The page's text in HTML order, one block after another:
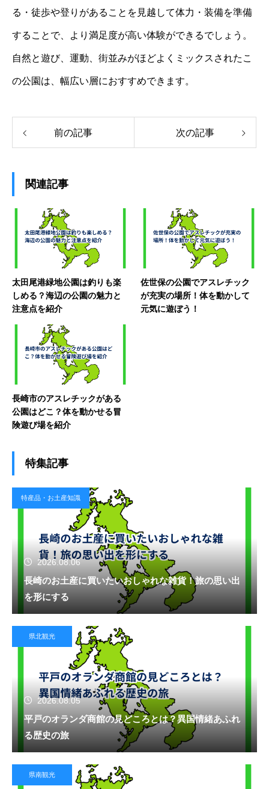
る・徒歩や登りがあることを見越して体力・装備を準備
することで、より満足度が高い体験ができるでしょう。
自然と遊び、運動、街並みがほどよくミックスされたこ
の公園は、幅広い層におすすめできます。
前の記事 次の記事
関連記事
太田尾港緑地公園は釣りも楽
しめる？海辺の公園の魅力と
注意点を紹介
佐世保の公園でアスレチック
が充実の場所！体を動かして
元気に遊ぼう！
長崎市のアスレチックがある
公園はどこ？体を動かせる冒
険遊び場を紹介
特集記事
特産品・お土産知識
2026.08.06
長崎のお土産に買いたいおしゃれな雑貨！旅の思い出
を形にする
県北観光
2026.08.05
平戸のオランダ商館の見どころとは？異国情緒あふれ
る歴史の旅
県南観光